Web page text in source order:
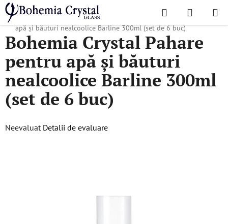
Treci
conținut
Căutare
DE
Acasă
/ Colecții populare / Barline
Bohemia Crystal Pahare pentru
apă și băuturi nealcoolice Barline 300ml (set de 6 buc)
Bohemia Crystal Pahare
pentru apă și băuturi
nealcoolice Barline 300ml
(set de 6 buc)
Evaluarea
Neevaluat Detalii de evaluare